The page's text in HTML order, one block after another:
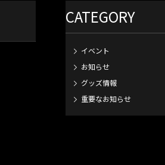
CATEGORY
イベント
お知らせ
グッズ情報
重要なお知らせ